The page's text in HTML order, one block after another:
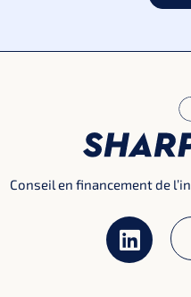
Conseil en financement de